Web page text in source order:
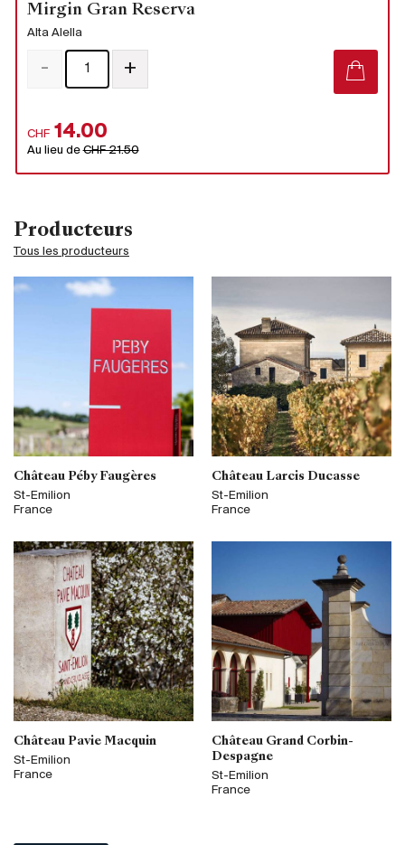
Producteurs
Tous les producteurs
Château Péby Faugères
St-Emilion
France
Château Larcis Ducasse
St-Emilion
France
Château Pavie Macquin
St-Emilion
France
Château Grand Corbin-
Despagne
St-Emilion
France
Mirgin Gran Reserva
Alta Alella
CHF 14.00
Au lieu deCHF 21.50
- +